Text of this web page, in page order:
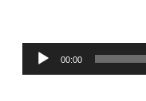
Audio
Player
00:00